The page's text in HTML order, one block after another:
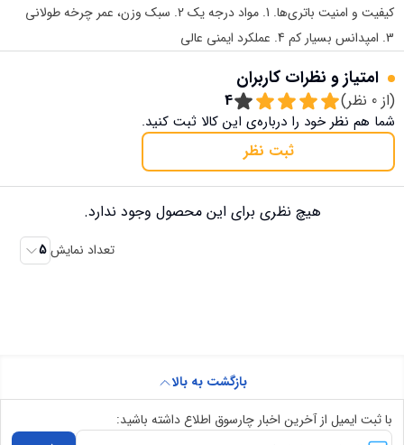
کیفیت و امنیت باتری‌ها. 1. مواد درجه یک 2. سبک وزن، عمر چرخه طولانی
3. امپدانس بسیار کم 4. عملکرد ایمنی عالی
امتیاز و نظرات کاربران
(از 0 نظر) 4
شما هم نظر خود را درباره‌ی این کالا ثبت کنید.
ثبت نظر
هیچ نظری برای این محصول وجود ندارد.
تعداد نمایش 5
بازگشت به بالا
با ثبت ایمیل از آخرین اخبار چارسوق اطلاع داشته باشید: